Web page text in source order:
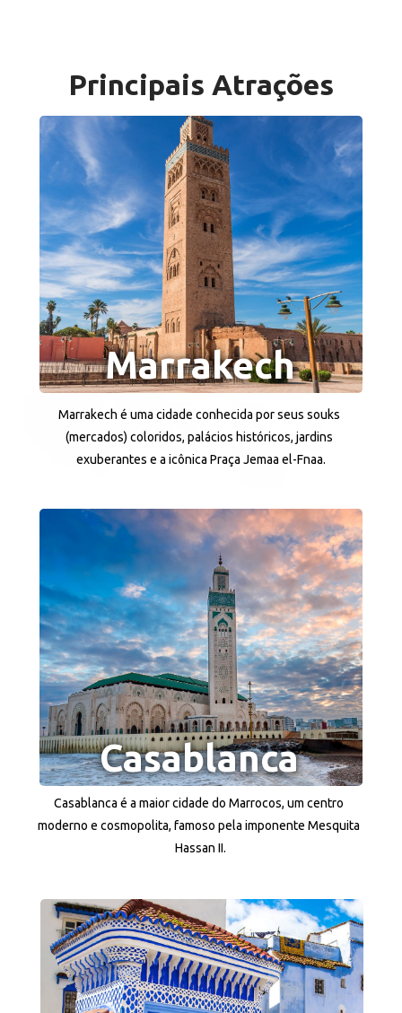
Principais Atrações
Marrakech
Casablanca
Marrakech é uma cidade conhecida por seus souks
(mercados) coloridos, palácios históricos, jardins
exuberantes e a icônica Praça Jemaa el-Fnaa.
Casablanca é a maior cidade do Marrocos, um centro
moderno e cosmopolita, famoso pela imponente Mesquita
Hassan II.